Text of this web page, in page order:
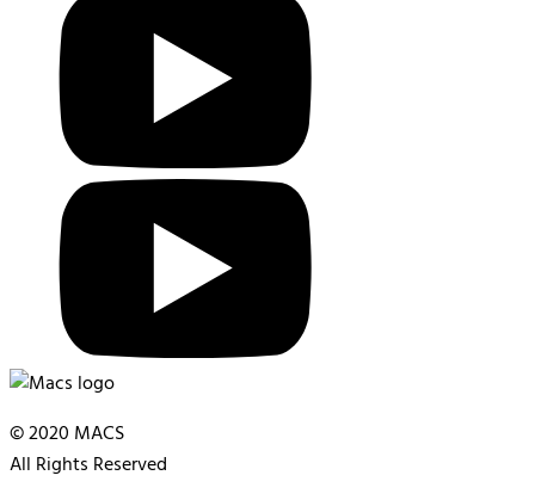
© 2020 MACS
All Rights Reserved